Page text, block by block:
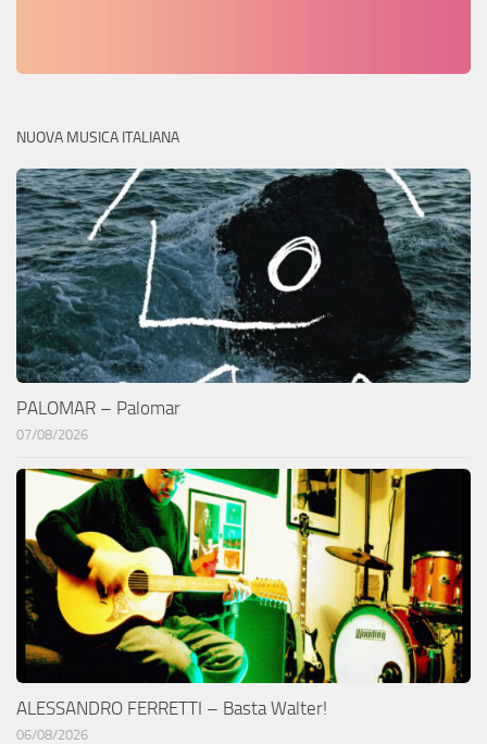
NUOVA MUSICA ITALIANA
PALOMAR – Palomar
07/08/2026
ALESSANDRO FERRETTI – Basta Walter!
06/08/2026